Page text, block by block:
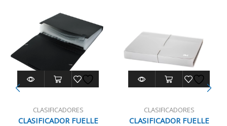
CLASIFICADORES
CLASIFICADOR FUELLE
CLASIFICADORES
CLASIFICADOR FUELLE